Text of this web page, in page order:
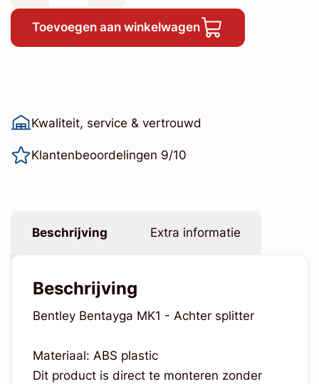
Toevoegen aan winkelwagen
Kwaliteit, service & vertrouwd
Klantenbeoordelingen 9/10
Beschrijving Extra informatie
Beschrijving
Bentley Bentayga MK1 - Achter splitter
Materiaal: ABS plastic
Dit product is direct te monteren zonder